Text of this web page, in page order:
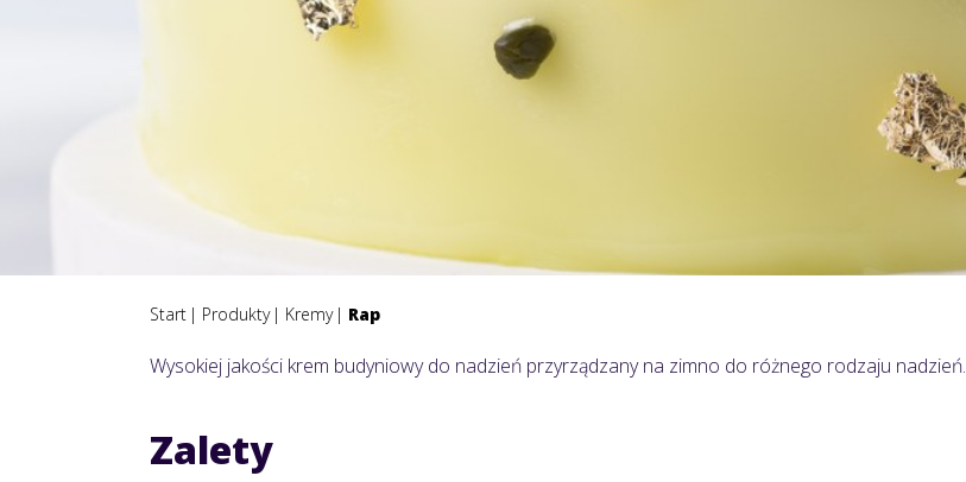
Start Produkty Kremy Rap
Wysokiej jakości krem budyniowy do nadzień przyrządzany na zimno do różnego rodzaju nadzień.
Zalety